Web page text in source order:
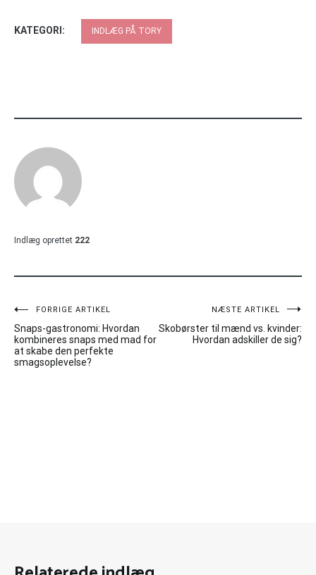
KATEGORI: INDLÆG PÅ TORY
Indlæg oprettet 222
Indlægsnavigation
FORRIGE ARTIKEL
Snaps-gastronomi: Hvordan
kombineres snaps med mad for
at skabe den perfekte
smagsoplevelse?
NÆSTE ARTIKEL
Skobørster til mænd vs. kvinder:
Hvordan adskiller de sig?